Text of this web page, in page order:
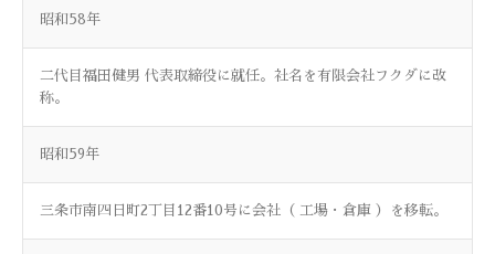
昭和58年
二代目福田健男 代表取締役に就任。社名を有限会社フクダに改
称。
昭和59年
三条市南四日町2丁目12番10号に会社（ 工場・倉庫 ）を移転。